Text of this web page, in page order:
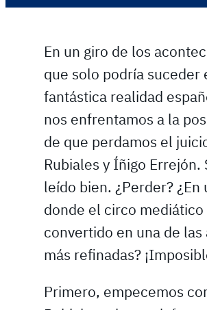
En un giro de los
que solo podría suceder
fantástica realidad
nos enfrentamos a la
de que perdamos el
Rubiales y Íñigo Errejón.
leído bien. ¿Perder? ¿En
donde el circo mediático
convertido en una de las
más refinadas?
Primero, empecemos